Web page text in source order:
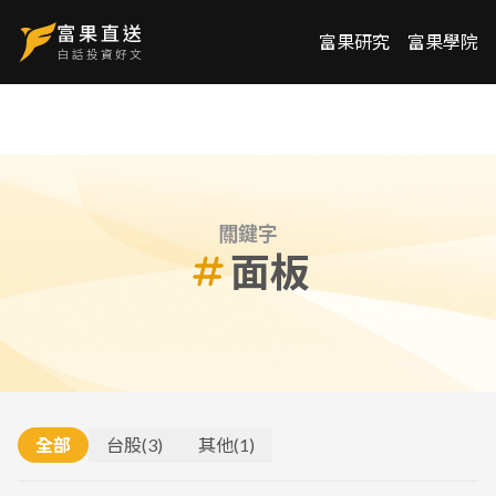
富果研究 富果學院
關鍵字
面板
全部 台股(3) 其他(1)